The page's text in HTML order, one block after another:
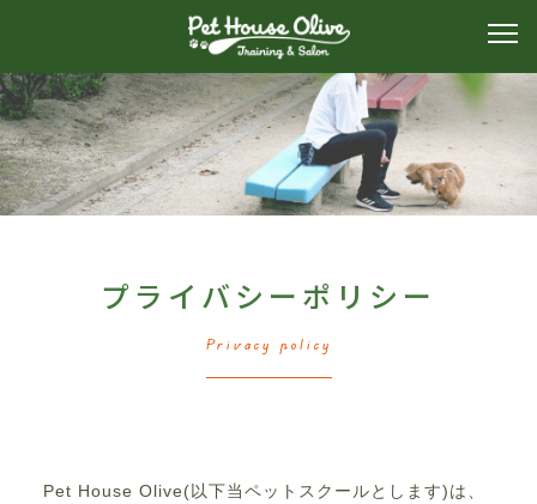
プライバシーポリシー
Privacy policy
Pet House Olive(以下当ペットスクールとします)は、